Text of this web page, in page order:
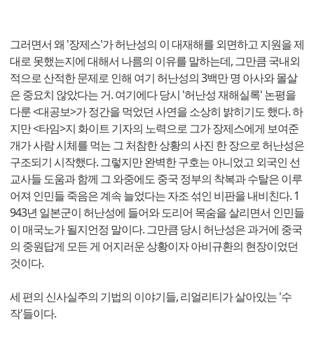
그러면서 왜 '장제스'가 허난성의 이 대재해를 외면하고 지원을 제
대로 못했는지에 대해서 나름의 이유를 말하는데, 그만큼 국내외
적으로 산적한 문제로 인해 여기 허난성의 3백만 명 아사와 몰살
은 중요치 않았다는 거. 여기에다 당시 '허난성 재해실록' 논평을
다룬 <대공보>가 정간을 먹었던 사연을 소상히 밝히기도 했다. 하
지만 <타임>지 화이트 기자의 노력으로 그가 장제스에게 보여준
개가 사람 시체를 먹는 그 처참한 상황의 사진 한 장으로 허난성은
구조되기 시작했다. 그렇지만 완벽한 구호는 아니었고 외국인 선
교사들 도움과 함께 그 와중에도 중국 정부의 착복과 수탈은 이루
어져 인민들 죽음은 계속 늘었다는 자조 섞인 비판을 내비친다. 1
943년 일본군이 허난성에 들어와 도리어 목숨을 살리면서 인민들
이 매국노가 될지언정 말이다. 그만큼 당시 허난성은 과거에 중국
의 중원답게 모든 게 어지러운 상황이자 아비규환의 현장이었던
것이다.
세 편의 신사실주의 기법의 이야기들, 리얼리티가 살아있는 '수
작'들이다.